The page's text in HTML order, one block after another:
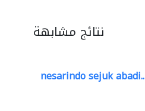
نتائج مشابهة
nesarindo sejuk abadi..